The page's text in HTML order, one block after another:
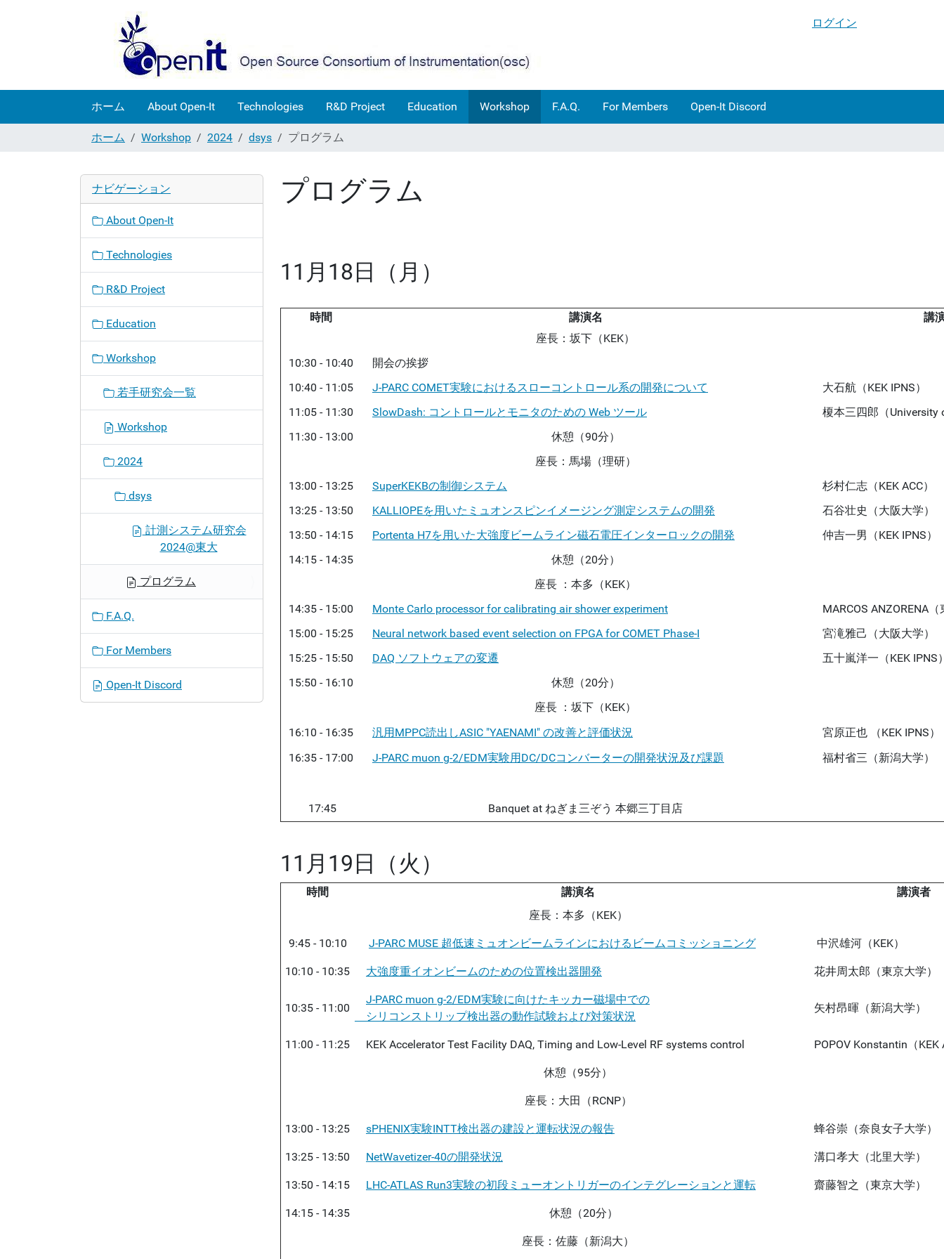
ログイン
ホーム About Open-It Technologies R&D Project Education Workshop F.A.Q. For Members Open-It Discord
ホーム Workshop 2024 dsys プログラム
プログラム
11月18日（月）
時間 講演名
講
座長：坂下（KEK）
10:30 - 10:40
開会の挨拶
10:40 - 11:05
J-PARC COMET実験におけるスローコントロール系の開発について
大石航（KEK IPNS）
11:05 - 11:30
SlowDash: コントロールとモニタのための Web ツール
榎本三四郎（University
11:30 - 13:00
休憩（90分）
座長：馬場（理研）
13:00 - 13:25
SuperKEKBの制御システム
杉村仁志（KEK ACC）
13:25 - 13:50
KALLIOPEを用いたミュオンスピンイメージング測定システムの開発
石谷壮史（大阪大学）
13:50 - 14:15
Portenta H7を用いた大強度ビームライン磁石電圧インターロックの開発
仲吉一男（KEK IPNS）
14:15 - 14:35
休憩（20分）
座長 ：本多（KEK）
14:35 - 15:00
Monte Carlo processor for calibrating air shower experiment
MARCOS ANZORENA
15:00 - 15:25
Neural network based event selection on FPGA for COMET Phase-I 宮滝雅己
（大阪大学）
15:25 - 15:50
DAQ ソフトウェアの変遷
五十嵐洋一（KEK IPNS
15:50 - 16:10
休憩（20分）
座長 ：坂下（KEK）
16:10 - 16:35
汎用MPPC読出しASIC "YAENAMI" の改善と評価状況 宮原正也
（KEK IPNS）
16:35 - 17:00
J-PARC muon g-2/EDM実験用DC/DCコンバーターの開発状況及び課題 福村省三（新潟大学）
17:45 Banquet at ねぎま三ぞう 本郷三丁目店
11月19日（火）
時間 講演名
講演者
座長：本多（KEK）
9:45 - 10:10 J-PARC MUSE 超低速ミュオンビームラインにおけるビームコミッショニング 中沢雄河（KEK）
10:10 - 10:35 大強度重イオンビームのための位置検出器開発 花井周太郎（東京大学）
10:35 - 11:00
J-PARC muon g-2/EDM実験に向けたキッカー磁場中での
シリコンストリップ検出器の動作試験および対策状況
矢村昂暉（新潟大学）
11:00 - 11:25 KEK Accelerator Test Facility DAQ, Timing and Low-Level RF systems control POPOV Konstantin（KEK
休憩（95分）
座長：大田（RCNP）
13:00 - 13:25 sPHENIX実験INTT検出器の建設と運転状況の報告 蜂谷崇（奈良女子大学）
13:25 - 13:50 NetWavetizer-40の開発状況 溝口孝大（北里大学）
13:50 - 14:15 LHC-ATLAS Run3実験の初段ミューオントリガーのインテグレーションと運転 齋藤智之（東京大学）
14:15 - 14:35 休憩（20分）
座長：佐藤（新潟大）
ナビゲーション
About Open-It
Technologies
R&D Project
Education
Workshop
若手研究会一覧
Workshop
2024
dsys
計測システム研究会
2024@東大
プログラム
F.A.Q.
For Members
Open-It Discord